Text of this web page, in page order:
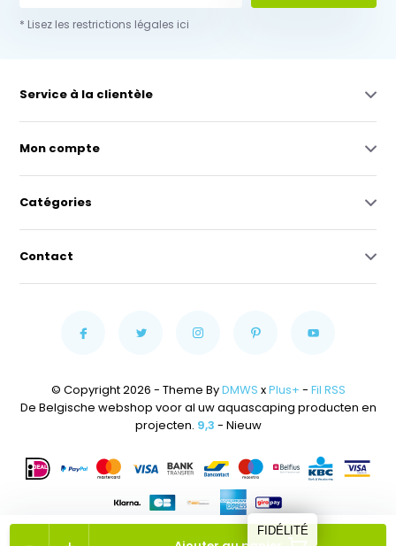
* Lisez les restrictions légales ici
Service à la clientèle
Mon compte
Catégories
Contact
© Copyright 2026 - Theme ByDMWS xPlus+ - Fil RSS
De Belgische webshop voor al uw aquascaping producten en
projecten. 9,3 - Nieuw
FIDÉLITÉ